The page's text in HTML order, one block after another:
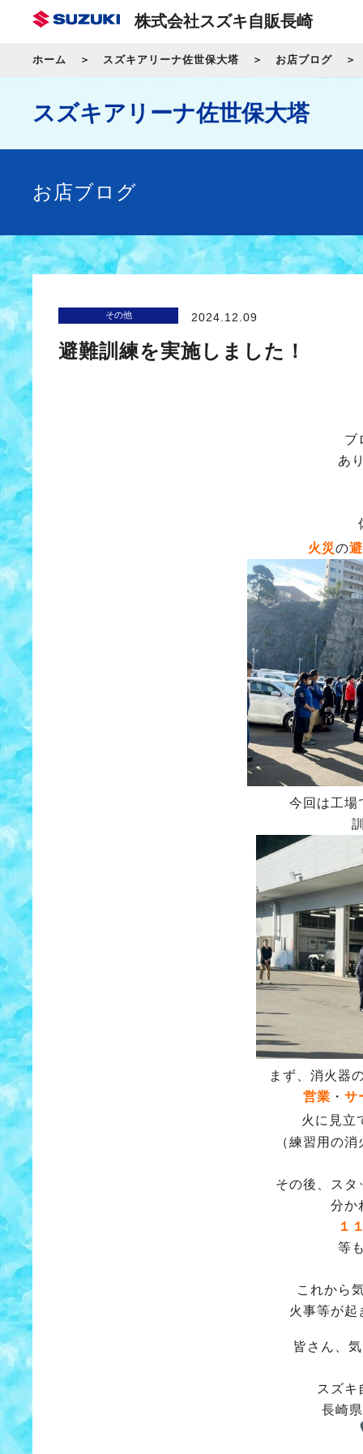
株式会社スズキ自販長崎
ホーム スズキアリーナ佐世保大塔 お店ブログ
スズキアリーナ佐世保大塔
お店ブログ
その他 2024.12.09
避難訓練を実施しました！
ブ
あ
火災の
今回は工場
まず、消火器
営業 ・ サ
火に見立
（練習用の
その後、スタ
分か
１
等
これから
火事等が起
皆さん、
スズ
長崎